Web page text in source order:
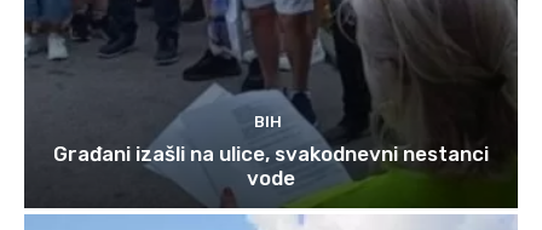
BIH
Građani izašli na ulice, svakodnevni nestanci
vode